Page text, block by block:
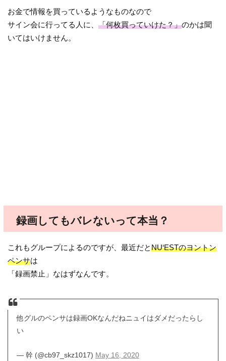
お金で情報を買っているようなものなので
サイン会に行ってる人に、「何枚買っていけた？」のかは聞
いてはいけません。
録画してもバレないって本当？
これもグループによるのですが、最近だとNU‘ESTのヨントン
ペンサは
「録画禁止」なはずなんです。
他グルのペンサは録画OKなんだねニュイはダメだったらし
い
— 幹 (@cb97_skz1017) May 16, 2020